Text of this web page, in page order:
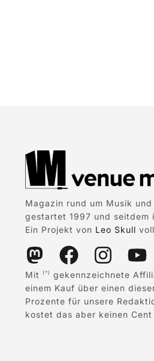
Magazin rund um Musik und
gestartet 1997 und seitdem
Ein Projekt von Leo Skull
Mit (*)
gekennzeichnete
einem Kauf über einen
Prozente für unsere
kostet das aber keinen Cent